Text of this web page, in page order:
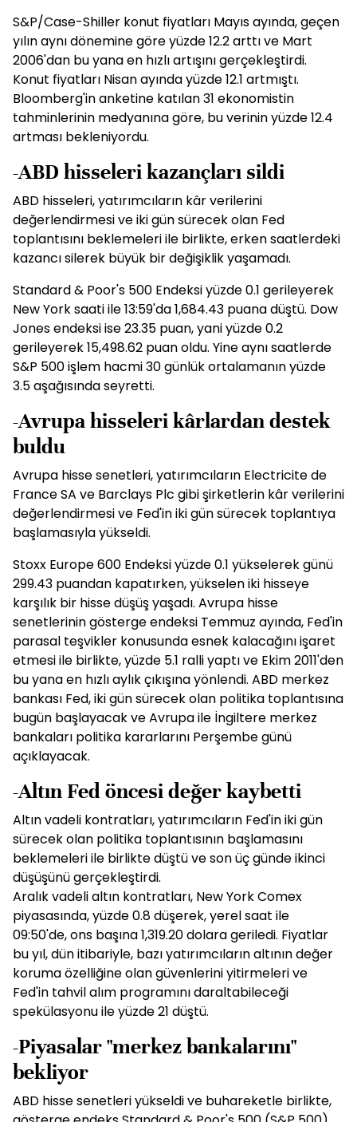
S&P/Case-Shiller konut fiyatları Mayıs ayında, geçen
yılın aynı dönemine göre yüzde 12.2 arttı ve Mart
2006'dan bu yana en hızlı artışını gerçekleştirdi.
Konut fiyatları Nisan ayında yüzde 12.1 artmıştı.
Bloomberg'in anketine katılan 31 ekonomistin
tahminlerinin medyanına göre, bu verinin yüzde 12.4
artması bekleniyordu.
-ABD hisseleri kazançları sildi
ABD hisseleri, yatırımcıların kâr verilerini
değerlendirmesi ve iki gün sürecek olan Fed
toplantısını beklemeleri ile birlikte, erken saatlerdeki
kazancı silerek büyük bir değişiklik yaşamadı.
Standard & Poor's 500 Endeksi yüzde 0.1 gerileyerek
New York saati ile 13:59'da 1,684.43 puana düştü. Dow
Jones endeksi ise 23.35 puan, yani yüzde 0.2
gerileyerek 15,498.62 puan oldu. Yine aynı saatlerde
S&P 500 işlem hacmi 30 günlük ortalamanın yüzde
3.5 aşağısında seyretti.
-Avrupa hisseleri kârlardan destek
buldu
Avrupa hisse senetleri, yatırımcıların Electricite de
France SA ve Barclays Plc gibi şirketlerin kâr verilerini
değerlendirmesi ve Fed'in iki gün sürecek toplantıya
başlamasıyla yükseldi.
Stoxx Europe 600 Endeksi yüzde 0.1 yükselerek günü
299.43 puandan kapatırken, yükselen iki hisseye
karşılık bir hisse düşüş yaşadı. Avrupa hisse
senetlerinin gösterge endeksi Temmuz ayında, Fed'in
parasal teşvikler konusunda esnek kalacağını işaret
etmesi ile birlikte, yüzde 5.1 ralli yaptı ve Ekim 2011'den
bu yana en hızlı aylık çıkışına yönlendi. ABD merkez
bankası Fed, iki gün sürecek olan politika toplantısına
bugün başlayacak ve Avrupa ile İngiltere merkez
bankaları politika kararlarını Perşembe günü
açıklayacak.
-Altın Fed öncesi değer kaybetti
Altın vadeli kontratları, yatırımcıların Fed'in iki gün
sürecek olan politika toplantısının başlamasını
beklemeleri ile birlikte düştü ve son üç günde ikinci
düşüşünü gerçekleştirdi.
Aralık vadeli altın kontratları, New York Comex
piyasasında, yüzde 0.8 düşerek, yerel saat ile
09:50'de, ons başına 1,319.20 dolara geriledi. Fiyatlar
bu yıl, dün itibariyle, bazı yatırımcıların altının değer
koruma özelliğine olan güvenlerini yitirmeleri ve
Fed'in tahvil alım programını daraltabileceği
spekülasyonu ile yüzde 21 düştü.
-Piyasalar "merkez bankalarını"
bekliyor
ABD hisse senetleri yükseldi ve buhareketle birlikte,